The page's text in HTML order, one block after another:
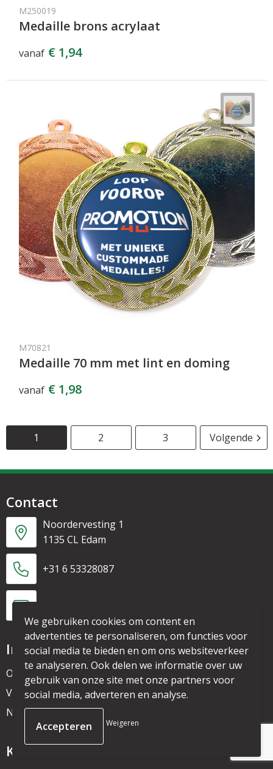
M250019
Medaille brons acrylaat
vanaf € 1,94
M70821
Medaille 70 mm met lint en doming
vanaf € 1,98
1 2 3 Volgende
Contact
Noordervesting 1
1135 CL Edam
+31 6 53328087
Informatie
Over ons
Veelgestelde vragen
Nieuwsbrief
Klantenservice
We gebruiken cookies om content en
advertenties te personaliseren, om functies voor
social media te bieden en om ons websiteverkeer
te analyseren. Ook delen we informatie over uw
gebruik van onze site met onze partners voor
social media, adverteren en analyse.
Weigeren